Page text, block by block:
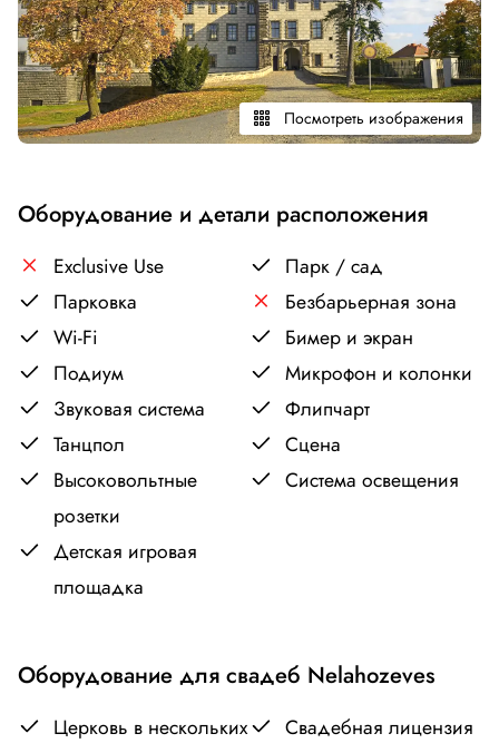
Посмотреть изображения
Оборудование и детали расположения
Exclusive Use
Парк / сад
Парковка
Безбарьерная зона
Wi-Fi
Бимер и экран
Подиум
Микрофон и колонки
Звуковая система
Флипчарт
Танцпол
Сцена
Высоковольтные
розетки
Система освещения
Детская игровая
площадка
Оборудование для свадеб Nelahozeves
Церковь в нескольких
Свадебная лицензия